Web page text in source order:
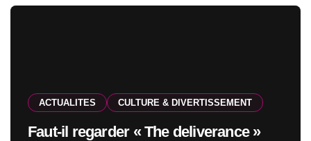
ACTUALITES CULTURE & DIVERTISSEMENT
Faut-il regarder « The deliverance »